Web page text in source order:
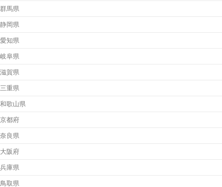
群馬県
静岡県
愛知県
岐阜県
滋賀県
三重県
和歌山県
京都府
奈良県
大阪府
兵庫県
鳥取県